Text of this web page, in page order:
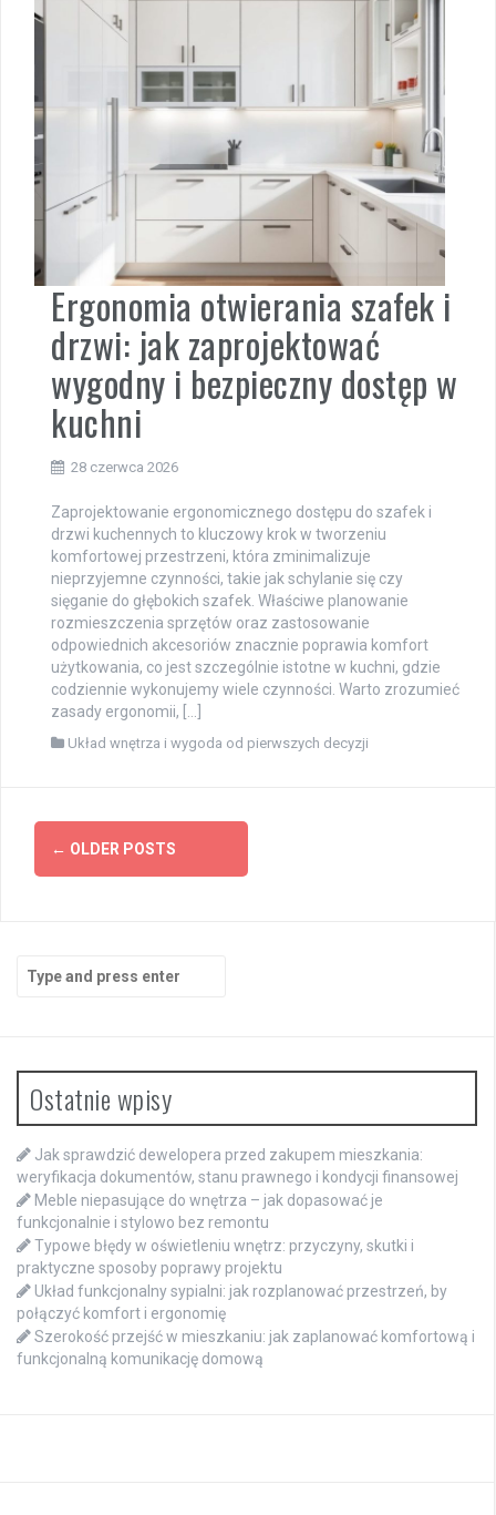
Ergonomia otwierania szafek i
drzwi: jak zaprojektować
wygodny i bezpieczny dostęp w
kuchni
28 czerwca 2026
Zaprojektowanie ergonomicznego dostępu do szafek i
drzwi kuchennych to kluczowy krok w tworzeniu
komfortowej przestrzeni, która zminimalizuje
nieprzyjemne czynności, takie jak schylanie się czy
sięganie do głębokich szafek. Właściwe planowanie
rozmieszczenia sprzętów oraz zastosowanie
odpowiednich akcesoriów znacznie poprawia komfort
użytkowania, co jest szczególnie istotne w kuchni, gdzie
codziennie wykonujemy wiele czynności. Warto zrozumieć
zasady ergonomii, […]
Układ wnętrza i wygoda od pierwszych decyzji
Posts
navigation
← OLDER POSTS
Search
for:
Ostatnie wpisy
Jak sprawdzić dewelopera przed zakupem mieszkania:
weryfikacja dokumentów, stanu prawnego i kondycji finansowej
Meble niepasujące do wnętrza – jak dopasować je
funkcjonalnie i stylowo bez remontu
Typowe błędy w oświetleniu wnętrz: przyczyny, skutki i
praktyczne sposoby poprawy projektu
Układ funkcjonalny sypialni: jak rozplanować przestrzeń, by
połączyć komfort i ergonomię
Szerokość przejść w mieszkaniu: jak zaplanować komfortową i
funkcjonalną komunikację domową